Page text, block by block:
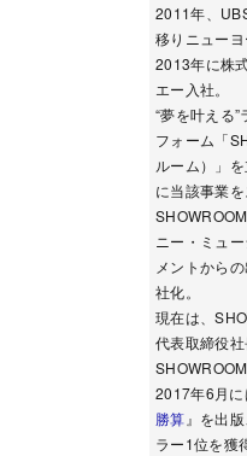
2011年、
移りニューヨ
2013年に株
エー入社。
“夢を叶える
フォーム「
ルーム）」
に当該事業を
ニー・ミュ
メントから
社化。
現在は、
代表取締役社
2017年6月に
勝算 』を出
ラー1位を獲